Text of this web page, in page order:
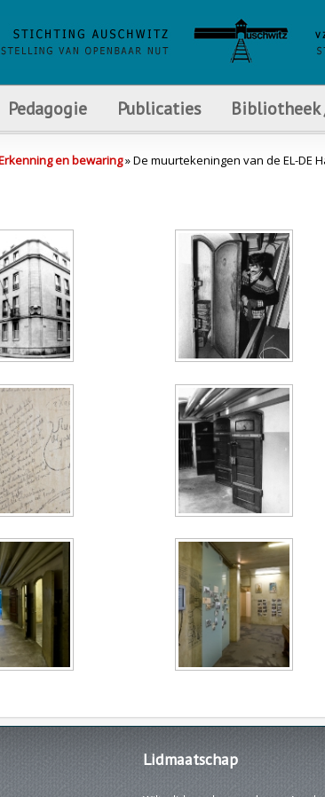
Pedagogie Publicaties Bibliotheek
en bewaring» De muurtekeningen van de EL-DE
Lidmaatschap